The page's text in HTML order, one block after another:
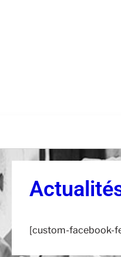
[custom-facebook-